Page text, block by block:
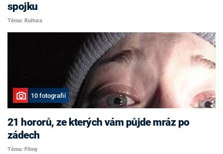
spojku
Téma: Kultura
10 fotografií
21 hororů, ze kterých vám půjde mráz po
zádech
Téma: Filmy